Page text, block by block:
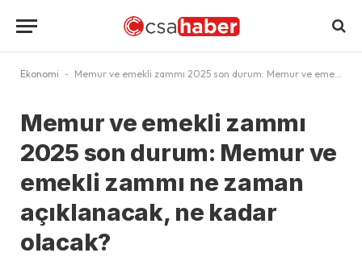
Ekonomi - Memur ve emekli zammı 2025 son durum: Memur ve emekli zammı ne zaman açıklanacak, ne kadar olacak?
Memur ve emekli zammı
2025 son durum: Memur ve
emekli zammı ne zaman
açıklanacak, ne kadar
olacak?